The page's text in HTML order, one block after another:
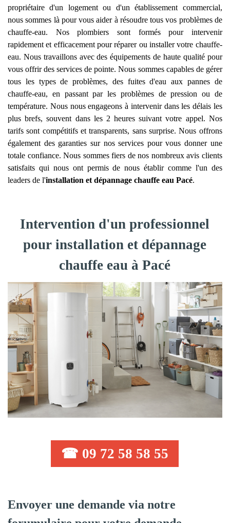
propriétaire d'un logement ou d'un établissement commercial,
nous sommes là pour vous aider à résoudre tous vos problèmes de
chauffe-eau. Nos plombiers sont formés pour intervenir
rapidement et efficacement pour réparer ou installer votre chauffe-
eau. Nous travaillons avec des équipements de haute qualité pour
vous offrir des services de pointe. Nous sommes capables de gérer
tous les types de problèmes, des fuites d'eau aux pannes de
chauffe-eau, en passant par les problèmes de pression ou de
température. Nous nous engageons à intervenir dans les délais les
plus brefs, souvent dans les 2 heures suivant votre appel. Nos
tarifs sont compétitifs et transparents, sans surprise. Nous offrons
également des garanties sur nos services pour vous donner une
totale confiance. Nous sommes fiers de nos nombreux avis clients
satisfaits qui nous ont permis de nous établir comme l'un des
leaders de l'installation et dépannage chauffe eau Pacé.
Intervention d'un professionnel
pour installation et dépannage
chauffe eau à Pacé
☎ 09 72 58 58 55
Envoyer une demande via notre